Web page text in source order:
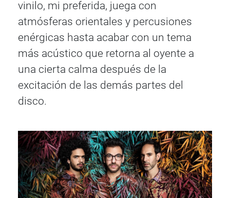
vinilo, mi preferida, juega con
atmósferas orientales y percusiones
enérgicas hasta acabar con un tema
más acústico que retorna al oyente a
una cierta calma después de la
excitación de las demás partes del
disco.